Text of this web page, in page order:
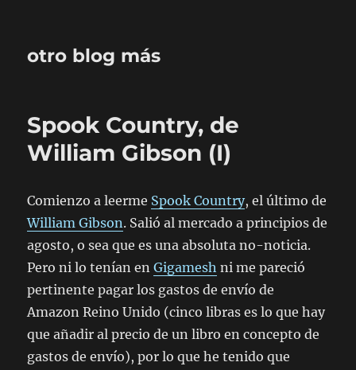
otro blog más
Spook Country, de
William Gibson (I)
Comienzo a leerme Spook Country, el último de
William Gibson. Salió al mercado a principios de
agosto, o sea que es una absoluta no-noticia.
Pero ni lo tenían enGigamesh ni me pareció
pertinente pagar los gastos de envío de
Amazon Reino Unido (cinco libras es lo que hay
que añadir al precio de un libro en concepto de
gastos de envío), por lo que he tenido que